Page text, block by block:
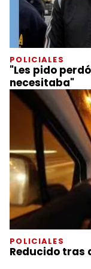
POLICIALES
"Les pido
necesitaba"
POLICIALES
Reducido tras